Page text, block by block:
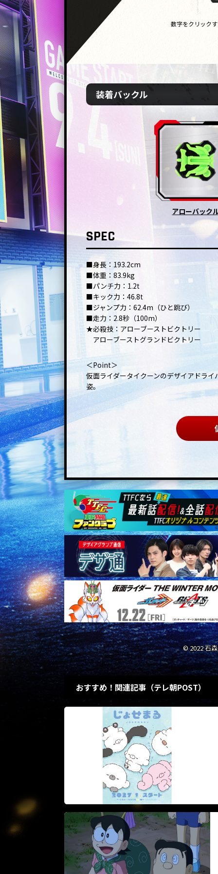
数字をクリック
装着バックル
アローバック
SPEC
■身長：193.2cm
■体重：83.9kg
■パンチ力：1.2t
■キック力：46.8t
■ジャンプ力：62.4m（ひと跳び）
■走力：2.8秒（100m）
★必殺技：アローブーストビクトリー
アローブーストグランドビクトリー
＜Point＞
仮面ライダータイクーンのデザイアドラ
姿。
© 2022 石
おすすめ！関連記事（テレ朝POST）